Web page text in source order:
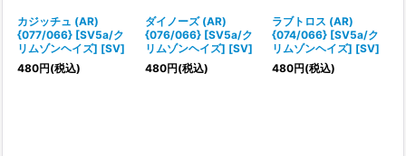
カジッチュ (AR)
{077/066} [SV5a/ク
リムゾンヘイズ] [SV]
480円(税込)
ダイノーズ (AR)
{076/066} [SV5a/ク
リムゾンヘイズ] [SV]
480円(税込)
ラブトロス (AR)
{074/066} [SV5a/ク
リムゾンヘイズ] [SV]
480円(税込)